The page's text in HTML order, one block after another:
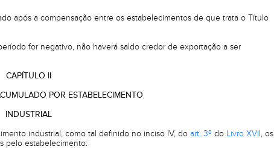
após a compensação entre os estabelecimentos de que trata o Título
for negativo, não haverá saldo credor de exportação a ser
CAPÍTULO II
POR ESTABELECIMENTO
INDUSTRIAL
industrial, como tal definido no inciso IV, do art. 3º do Livro XVII, os
pelo estabelecimento: